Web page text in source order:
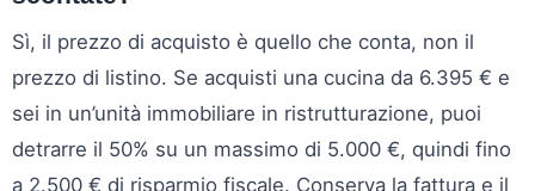
Sì, il prezzo di acquisto è quello che conta, non il
prezzo di listino. Se acquisti una cucina da 6.395 € e
sei in un’unità immobiliare in ristrutturazione, puoi
detrarre il 50% su un massimo di 5.000 €, quindi fino
a 2.500 € di risparmio fiscale. Conserva la fattura e il